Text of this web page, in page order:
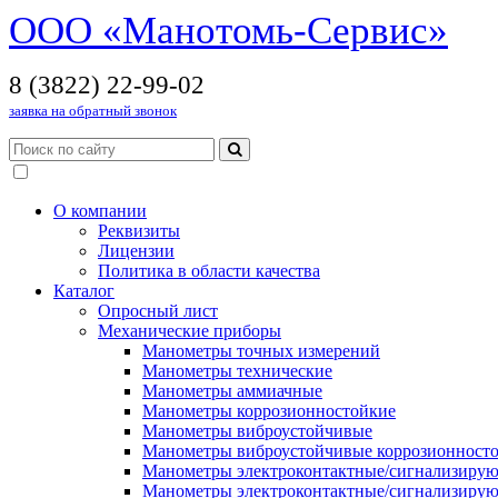
OOO «Манотомь-Cервис»
8 (3822) 22-99-02
заявка на обратный звонок
О компании
Реквизиты
Лицензии
Политика в области качества
Каталог
Опросный лист
Механические приборы
Манометры точных измерений
Манометры технические
Манометры аммиачные
Манометры коррозионностойкие
Манометры виброустойчивые
Манометры виброустойчивые
Манометры электроконтактные/
Манометры электроконтактные/